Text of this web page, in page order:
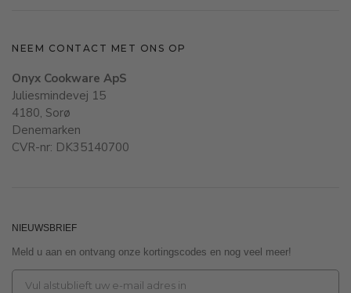
NEEM CONTACT MET ONS OP
Onyx Cookware ApS
Juliesmindevej 15
4180, Sorø
Denemarken
CVR-nr: DK35140700
NIEUWSBRIEF
Meld u aan en ontvang onze kortingscodes en nog veel meer!